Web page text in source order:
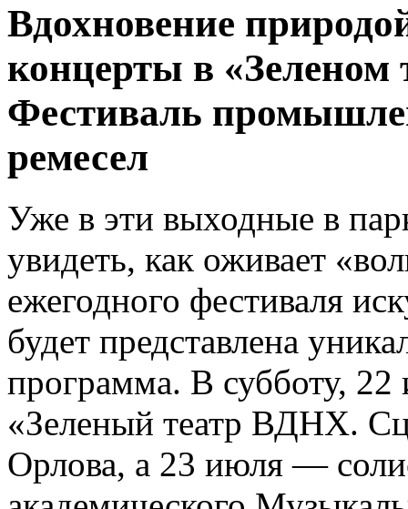
Вдохновение
концерты в «Зеленом
Фестиваль
ремесел
Уже в эти выходные в
увидеть, как оживает
ежегодного фестиваля
будет представлена
программа. В субботу,
«Зеленый театр ВДНХ.
Орлова, а 23 июля —